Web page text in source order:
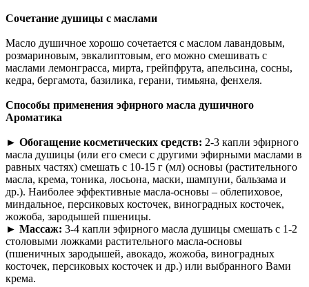
Сочетание душицы с маслами
Масло душичное хорошо сочетается с маслом лавандовым,
розмариновым, эвкалиптовым, его можно смешивать с
маслами лемонграсса, мирта, грейпфрута, апельсина, сосны,
кедра, бергамота, базилика, герани, тимьяна, фенхеля.
Способы применения эфирного масла душичного
Ароматика
► Обогащение косметических средств: 2-3 капли эфирного
масла душицы (или его смеси с другими эфирными маслами в
равных частях) смешать с 10-15 г (мл) основы (растительного
масла, крема, тоника, лосьона, маски, шампуни, бальзама и
др.). Наиболее эффективные масла-основы – облепиховое,
миндальное, персиковых косточек, виноградных косточек,
жожоба, зародышей пшеницы.
► Массаж: 3-4 капли эфирного масла душицы смешать с 1-2
столовыми ложками растительного масла-основы
(пшеничных зародышей, авокадо, жожоба, виноградных
косточек, персиковых косточек и др.) или выбранного Вами
крема.